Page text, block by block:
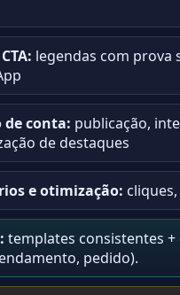
legendas com prova
de conta: publicação,
de destaques
e otimização:
templates consistentes
pedido).